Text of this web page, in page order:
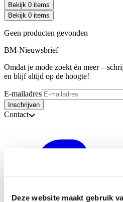
Deze website maakt gebruik
Bekijk 0 items
Bekijk 0 items
Geen producten gevonden
BM-Nieuwsbrief
Omdat je mode zoekt én meer –
en blijf altijd op de hoogte!
E-mailadres
Inschrijven
Contact